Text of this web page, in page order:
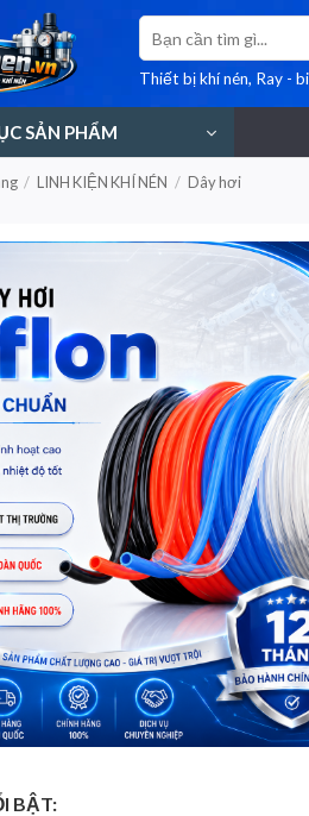
Tìm
kiếm:
Thiết bị khí nén, Ray -
SẢN PHẨM
/ LINH KIỆN KHÍ NÉN / Dây hơi
BẬT: